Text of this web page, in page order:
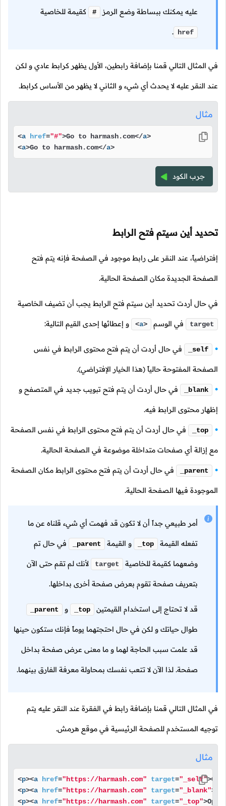
عليه يمكنك ببساطة وضع الرمز # كقيمة للخاصية
href
.
في المثال التالي قمنا بإضافة رابطين، الأول يظهر كرابط عادي و لكن
عند النقر عليه لا يحدث أي شيء و الثاني لا يظهر من الأساس كرابط.
مثال
<a href="#">Go to harmash.com</a>
<a>Go to harmash.com</a>
جرب الكود
تحديد أين سيتم فتح الرابط
إفتراضياً، عند النقر على رابط موجود في الصفحة فإنه يتم فتح
الصفحة الجديدة مكان الصفحة الحالية.
في حال أردت تحديد أين سيتم فتح الرابط يجب أن تضيف الخاصية
target في الوسم <a> و إعطائها إحدى القيم التالية:
_self في حال أردت أن يتم فتح محتوى الرابط في نفس
الصفحة المفتوحة حالياً (هذا الخيار الإفتراضي).
_blank في حال أردت أن يتم فتح تبويب جديد في المتصفح و
إظهار محتوى الرابط فيه.
_top في حال أردت أن يتم فتح محتوى الرابط في نفس الصفحة
مع إزالة أي صفحات متداخلة موضوعة في الصفحة الحالية.
_parent في حال أردت أن يتم فتح محتوى الرابط مكان الصفحة
الموجودة فيها الصفحة الحالية.
أمر طبيعي جداً أن لا تكون قد فهمت أي شيء قلناه عن ما
تفعله القيمة _top و القيمة _parent في حال تم
وضعهما كقيمة للخاصية target لأنك لم تقم حتى الآن
بتعريف صفحة تقوم بعرض صفحة أخرى بداخلها.
قد لا تحتاج إلى استخدام القيمتين _top و _parent
طوال حياتك و لكن في حال احتجتهما يوماً فإنك ستكون حينها
قد علمت سبب الحاجة لهما و ما معنى عرض صفحة بداخل
صفحة. لذا الآن لا تتعب نفسك بمحاولة معرفة الفارق بينهما.
في المثال التالي قمنا بإضافة رابط في الفقرة عند النقر عليه يتم
توجيه المستخدم للصفحة الرئيسية في موقع هرمش.
مثال
<p><a href="https://harmash.com" target="_self">
<p><a href="https://harmash.com" target="_blank">
<p><a href="https://harmash.com" target="_top">